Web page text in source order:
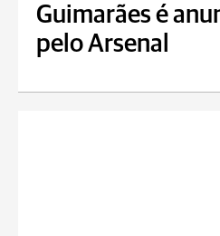
Guimarães é
pelo Arsenal